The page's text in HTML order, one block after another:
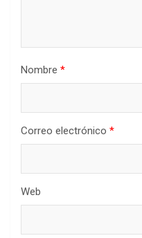
Nombre *
Correo electrónico *
Web